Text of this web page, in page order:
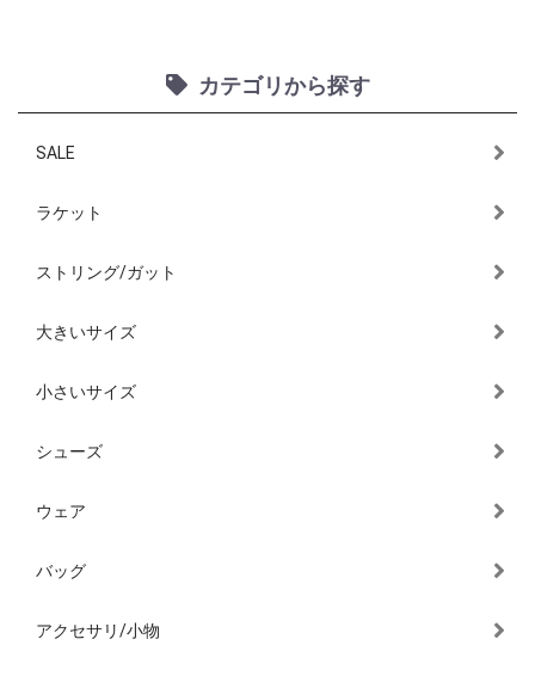
カテゴリから探す
SALE
ラケット
ストリング/ガット
大きいサイズ
小さいサイズ
シューズ
ウェア
バッグ
アクセサリ/小物